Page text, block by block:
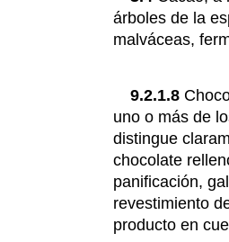
árboles de la
malváceas,
9.2.1.8
uno o más de
distingue
chocolate
panificación,
revestimiento
producto en